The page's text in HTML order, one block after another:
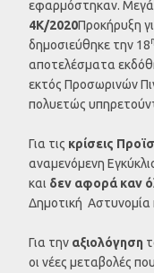
εφαρμόστηκαν.
4Κ/2020Προκήρυξη
δημοσιεύθηκε την 18η
αποτελέσματα
εκτός Προσωρινών
πολυετώς
Για τις κρίσεις
αναμενόμενη
και δεν αφορά καν
Δημοτική Αστυνομία
Για την αξιολόγηση
οι νέες μεταβολές